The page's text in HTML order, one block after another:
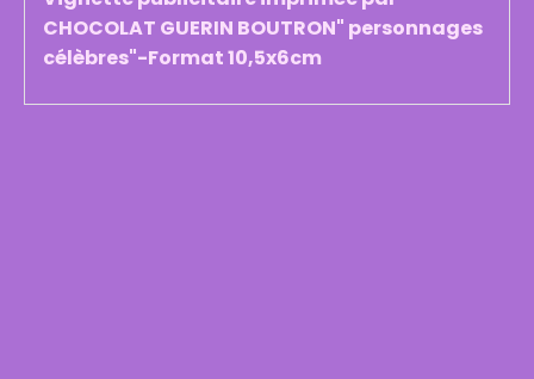
CHOCOLAT GUERIN BOUTRON" personnages
célèbres"-Format 10,5x6cm